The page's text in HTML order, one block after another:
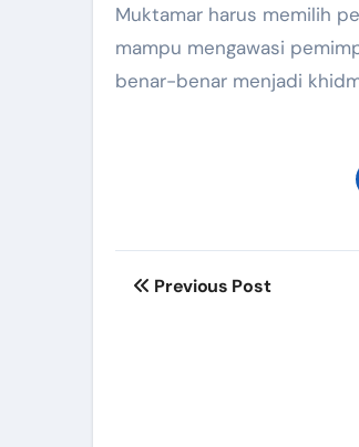
Muktamar harus memilih
mampu mengawasi
benar-benar menjadi
Post
Previous Post